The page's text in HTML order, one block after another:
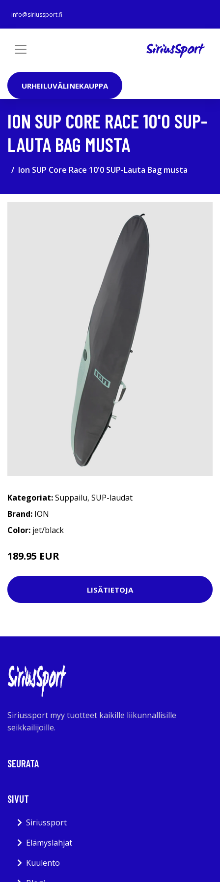
info@siriussport.fi
URHEILUVÄLINEKAUPPA
ION SUP CORE RACE 10'0 SUP-
LAUTA BAG MUSTA
Ion SUP Core Race 10'0 SUP-Lauta Bag musta
Kategoriat:Suppailu, SUP-laudat
Brand: ION
Color: jet/black
189.95 EUR
LISÄTIETOJA
Siriussport myy tuotteet kaikille liikunnallisille
seikkailijoille.
SEURATA
SIVUT
Siriussport
Elämyslahjat
Kuulento